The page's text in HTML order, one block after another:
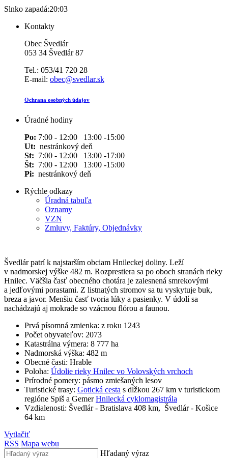
Slnko zapadá:20:03
Kontakty
Obec Švedlár
053 34 Švedlár 87
Tel.: 053/41 720 28
E-mail: obec@svedlar.sk
Ochrana osobných údajov
Úradné hodiny
Po: 7:00 - 12:00 13:00 -15:00
Ut: nestránkový deň
St: 7:00 - 12:00 13:00 -17:00
Št: 7:00 - 12:00 13:00 -15:00
Pi: nestránkový deň
Rýchle odkazy
Úradná tabuľa
Oznamy
VZN
Zmluvy, Faktúry, Objednávky
Švedlár patrí k najstarším obciam Hnileckej doliny. Leží
v nadmorskej výške 482 m. Rozprestiera sa po oboch stranách rieky
Hnilec. Väčšia časť obecného chotára je zalesnená smrekovými
a jedľovými porastami. Z listnatých stromov sa tu vyskytuje buk,
breza a javor. Menšiu časť tvoria lúky a pasienky. V údolí sa
nachádzajú aj mokrade so vzácnou flórou a faunou.
Prvá písomná zmienka: z roku 1243
Počet obyvateľov: 2073
Katastrálna výmera: 8 777 ha
Nadmorská výška: 482 m
Obecné časti: Hrable
Poloha: Údolie rieky Hnilec vo Volovských vrchoch
Prírodné pomery: pásmo zmiešaných lesov
Turistické trasy: Gotická cesta s dĺžkou 267 km v turistickom
regióne Spiš a GemerHnilecká cyklomagistrála
Vzdialenosti: Švedlár - Bratislava 408 km, Švedlár - Košice
64 km
Vytlačiť
RSS Mapa webu
Hľadaný výraz